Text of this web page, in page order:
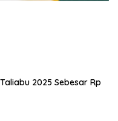
2025 Sebesar Rp